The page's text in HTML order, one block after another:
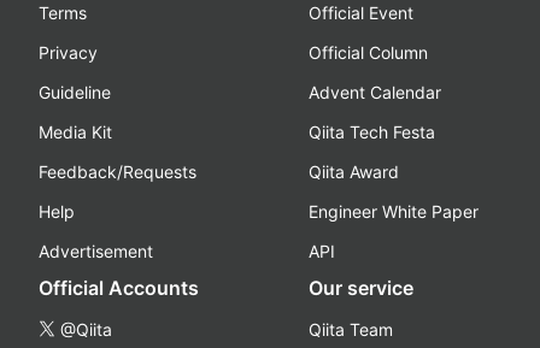
Terms
Privacy
Guideline
Media Kit
Feedback/Requests
Help
Advertisement
Official Event
Official Column
Advent Calendar
Qiita Tech Festa
Qiita Award
Engineer White Paper
API
Official Accounts
@Qiita
Our service
Qiita Team